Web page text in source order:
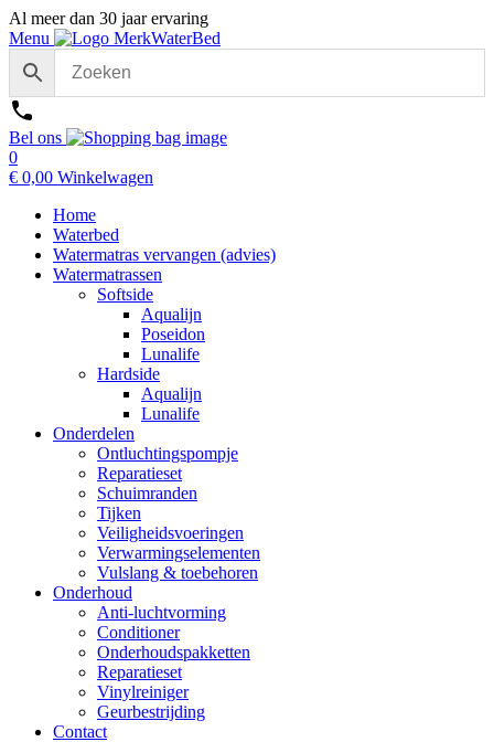
Al meer dan 30 jaar ervaring
Menu
Bel ons
0
€ 0,00 Winkelwagen
Home
Waterbed
Watermatras vervangen (advies)
Watermatrassen
Softside
Aqualijn
Poseidon
Lunalife
Hardside
Aqualijn
Lunalife
Onderdelen
Ontluchtingspompje
Reparatieset
Schuimranden
Tijken
Veiligheidsvoeringen
Verwarmingselementen
Vulslang & toebehoren
Onderhoud
Anti-luchtvorming
Conditioner
Onderhoudspakketten
Reparatieset
Vinylreiniger
Geurbestrijding
Contact